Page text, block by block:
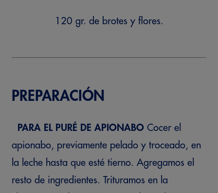
120 gr. de brotes y flores.
PREPARACIÓN
PARA EL PURÉ DE APIONABO Cocer el
apionabo, previamente pelado y troceado, en
la leche hasta que esté tierno. Agregamos el
resto de ingredientes. Trituramos en la